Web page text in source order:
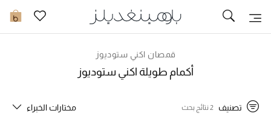
0 تخفيضات
مزيد من التخفيضات
قمصان اكني ستوديوز
أكمام طويلة اكني ستوديوز
تصنيف 2 نتائج بحث مختارات الخبراء